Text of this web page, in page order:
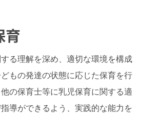
育
る理解を深め、適切な環境を構成
もの発達の状態に応じた保育を行
の保育士等に乳児保育に関する適
導ができるよう、実践的な能力を